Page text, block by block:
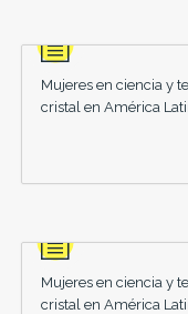
Mujeres en ciencia y
cristal en América
Mujeres en ciencia y
cristal en América